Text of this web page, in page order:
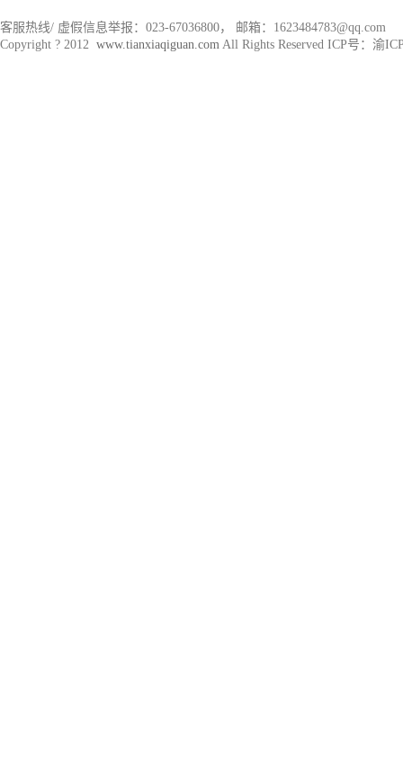
客服热线/ 虚假信息举报：023-67036800， 邮箱：1623484783@qq.com
Copyright ? 2012 www.tianxiaqiguan.com All Rights Reserved ICP号：渝